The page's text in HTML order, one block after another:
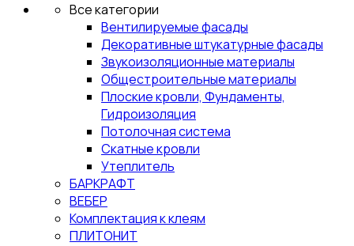
Все категории
Вентилируемые фасады
Декоративные штукатурные фасады
Звукоизоляционные материалы
Общестроительные материалы
Плоские кровли, Фундаменты,
Гидроизоляция
Потолочная система
Скатные кровли
Утеплитель
БАРКРАФТ
ВЕБЕР
Комплектация к клеям
ПЛИТОНИТ